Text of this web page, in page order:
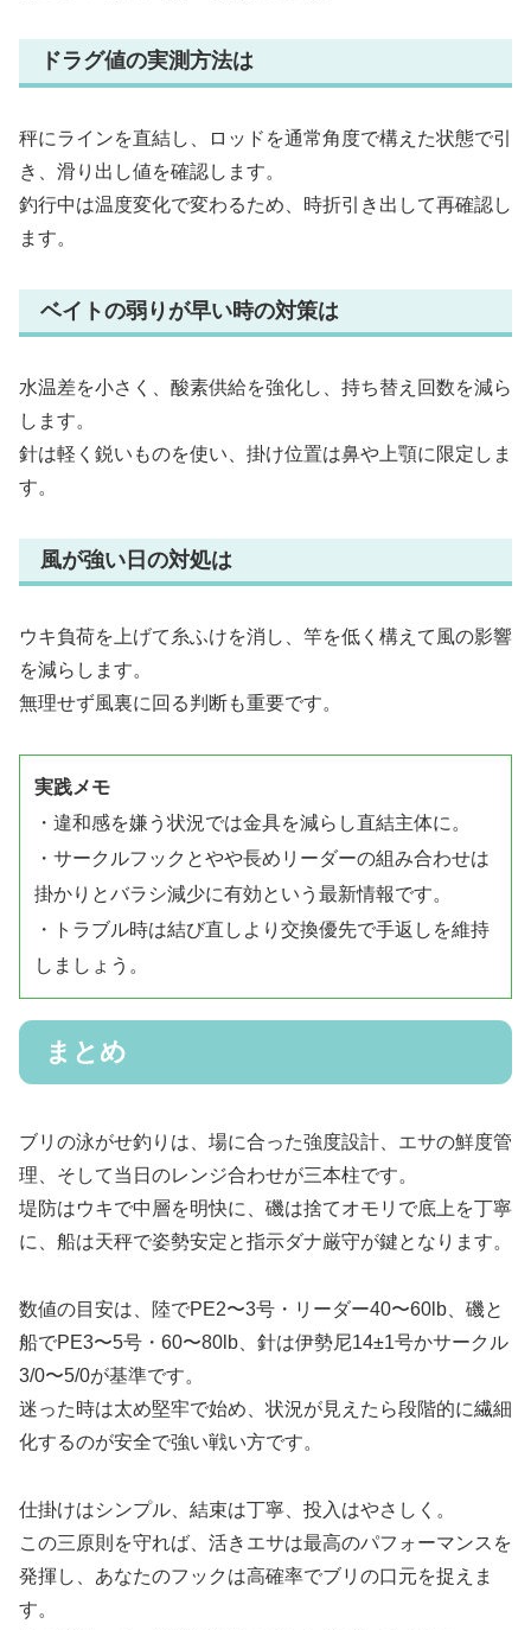
ドラグ値の実測方法は
秤にラインを直結し、ロッドを通常角度で構えた状態で引
き、滑り出し値を確認します。
釣行中は温度変化で変わるため、時折引き出して再確認し
ます。
ベイトの弱りが早い時の対策は
水温差を小さく、酸素供給を強化し、持ち替え回数を減ら
します。
針は軽く鋭いものを使い、掛け位置は鼻や上顎に限定しま
す。
風が強い日の対処は
ウキ負荷を上げて糸ふけを消し、竿を低く構えて風の影響
を減らします。
無理せず風裏に回る判断も重要です。
実践メモ
・違和感を嫌う状況では金具を減らし直結主体に。
・サークルフックとやや長めリーダーの組み合わせは
掛かりとバラシ減少に有効という最新情報です。
・トラブル時は結び直しより交換優先で手返しを維持
しましょう。
まとめ
ブリの泳がせ釣りは、場に合った強度設計、エサの鮮度管
理、そして当日のレンジ合わせが三本柱です。
堤防はウキで中層を明快に、磯は捨てオモリで底上を丁寧
に、船は天秤で姿勢安定と指示ダナ厳守が鍵となります。
数値の目安は、陸でPE2〜3号・リーダー40〜60lb、磯と
船でPE3〜5号・60〜80lb、針は伊勢尼14±1号かサークル
3/0〜5/0が基準です。
迷った時は太め堅牢で始め、状況が見えたら段階的に繊細
化するのが安全で強い戦い方です。
仕掛けはシンプル、結束は丁寧、投入はやさしく。
この三原則を守れば、活きエサは最高のパフォーマンスを
発揮し、あなたのフックは高確率でブリの口元を捉えま
す。